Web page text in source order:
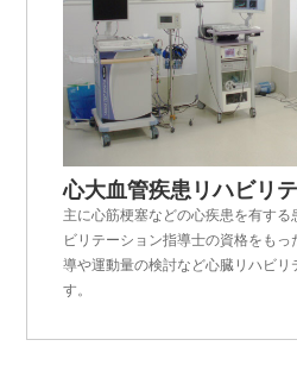
心大血管疾患リハビリ
主に心筋梗塞などの心疾患を有す
ビリテーション指導士の資格をも
導や運動量の検討など心臓リハビリ
す。